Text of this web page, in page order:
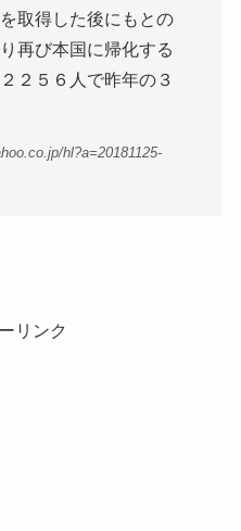
取得した後にもとの
再び本国に帰化する
２５６人で昨年の３
hl?a=20181125-
リンク